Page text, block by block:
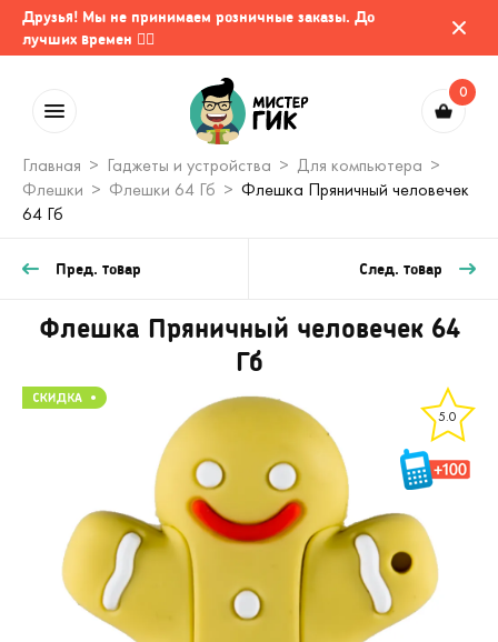
Друзья! Мы не принимаем розничные заказы. До
лучших времен 🤷‍♂️
0
Главная Гаджеты и устройства
Для компьютера
Флешки
Флешки 64 Гб
Флешка Пряничный человечек
64 Гб
Пред. товар След. товар
Флешка Пряничный человечек 64
Гб
5.0